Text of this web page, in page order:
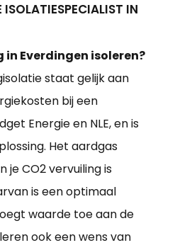
ISOLATIESPECIALIST IN
Everdingen isoleren?
staat gelijk aan
bij een
Energie en NLE, en is
Het aardgas
je CO2 vervuiling is
is een optimaal
waarde toe aan de
ook een wens van